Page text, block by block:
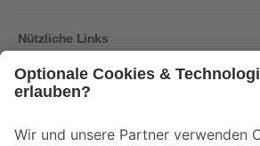
Nützliche Links
Der toom Newsletter: Keine Angebote und Aktionen